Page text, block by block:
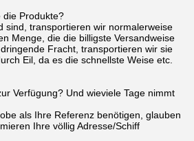
die Produkte?
sind, transportieren wir normalerweise
Menge, die die billigste Versandweise
Fracht, transportieren wir sie
Eil, da es die schnellste Weise etc.
Verfügung? Und wieviele Tage nimmt
als Ihre Referenz benötigen, glauben
Ihre völlig Adresse/Schiff